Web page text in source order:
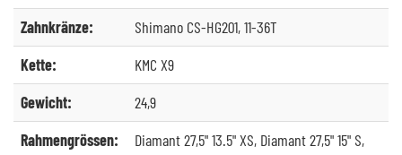
Zahnkränze:
Shimano CS-HG201, 11-36T
Kette:
KMC X9
Gewicht:
24,9
Rahmengrössen:
Diamant 27,5" 13.5" XS, Diamant 27,5" 15" S,